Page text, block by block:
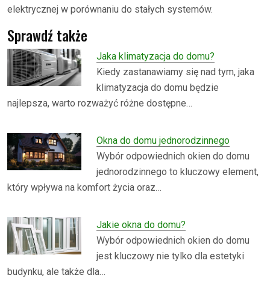
elektrycznej w porównaniu do stałych systemów.
Sprawdź także
Jaka klimatyzacja do domu?
Kiedy zastanawiamy się nad tym, jaka
klimatyzacja do domu będzie
najlepsza, warto rozważyć różne dostępne…
Okna do domu jednorodzinnego
Wybór odpowiednich okien do domu
jednorodzinnego to kluczowy element,
który wpływa na komfort życia oraz…
Jakie okna do domu?
Wybór odpowiednich okien do domu
jest kluczowy nie tylko dla estetyki
budynku, ale także dla…